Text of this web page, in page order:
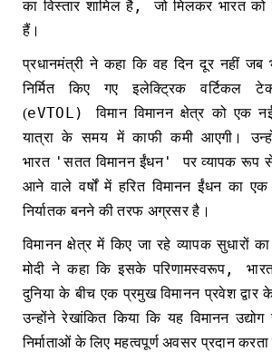
का विस्तार शामिल है ,जो मिलकर भारत को
हैं।
प्रधानमंत्री ने कहा कि वह दिन दूर नहीं जब
निर्मित किए गए इलेक्ट्रिक
(eVTOL)विमान विमानन क्षेत्र को एक
यात्रा के समय में काफी कमी आएगी।
भारत 'सतत विमानन ईंधन'पर व्यापक रूप
आने वाले वर्षों में हरित विमानन ईंधन का
निर्यातक बनने की तरफ अग्रसर है।
विमानन क्षेत्र में किए जा रहे व्यापक सुधारों
मोदी ने कहा कि इसके परिणामस्वरूप ,
दुनिया के बीच एक प्रमुख विमानन प्रवेश
उन्होंने रेखांकित किया कि यह विमानन
निर्माताओं के लिए महत्वपूर्ण अवसर प्रदान करता